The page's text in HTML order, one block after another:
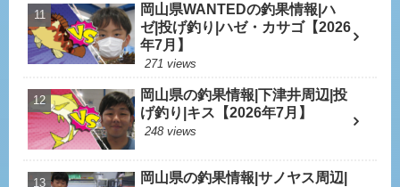
岡山県WANTEDの釣果情報|ハ
ゼ|投げ釣り|ハゼ・カサゴ【2026
年7月】
271 views
岡山県の釣果情報|下津井周辺|投
げ釣り|キス【2026年7月】
248 views
岡山県の釣果情報|サノヤス周辺|